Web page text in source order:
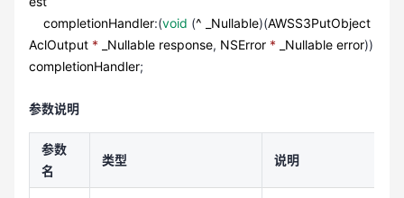
completionHandler:(void (^ _Nullable)(AWSS3PutObject
AclOutput * _Nullable response, NSError * _Nullable error))
completionHandler;
参数说明
参数
名
类型 说明